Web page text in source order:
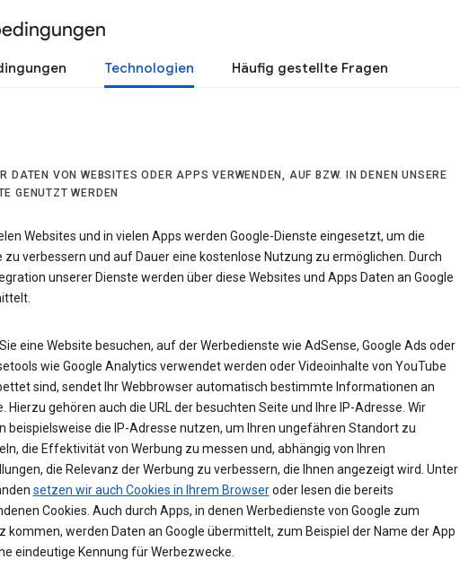
Technologien Häufig gestellte Fragen
DATEN VON WEBSITES ODER APPS VERWENDEN, AUF BZW. IN DENEN UNSERE
GENUTZT WERDEN
Websites und in vielen Apps werden Google-Dienste eingesetzt, um die
zu verbessern und auf Dauer eine kostenlose Nutzung zu ermöglichen. Durch
unserer Dienste werden über diese Websites und Apps Daten an Google
eine Website besuchen, auf der Werbedienste wie AdSense, Google Ads oder
wie Google Analytics verwendet werden oder Videoinhalte von YouTube
sind, sendet Ihr Webbrowser automatisch bestimmte Informationen an
Hierzu gehören auch die URL der besuchten Seite und Ihre IP-Adresse. Wir
beispielsweise die IP-Adresse nutzen, um Ihren ungefähren Standort zu
die Effektivität von Werbung zu messen und, abhängig von Ihren
die Relevanz der Werbung zu verbessern, die Ihnen angezeigt wird. Unter
setzen wir auch Cookies in Ihrem Browseroder lesen die bereits
Cookies. Auch durch Apps, in denen Werbedienste von Google zum
kommen, werden Daten an Google übermittelt, zum Beispiel der Name der App
eindeutige Kennung für Werbezwecke.